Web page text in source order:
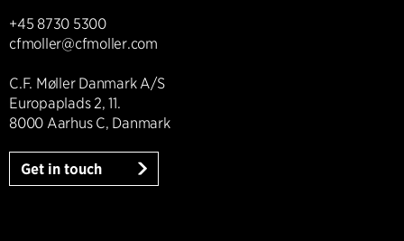
+45 8730 5300
cfmoller@cfmoller.com
C.F. Møller Danmark A/S
Europaplads 2, 11.
8000 Aarhus C, Danmark
Get in touch